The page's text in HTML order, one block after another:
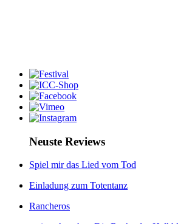
Neuste Reviews
Spiel mir das Lied vom Tod
Einladung zum Totentanz
Rancheros